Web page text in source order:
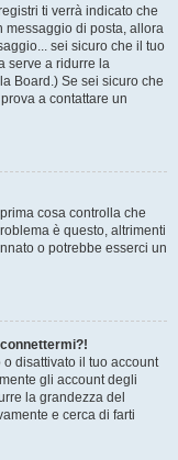
ti verrà indicato che
messaggio di posta, allora
sei sicuro che il tuo
serve a ridurre la
Board.) Se sei sicuro che
a contattare un
cosa controlla che
è questo, altrimenti
o potrebbe esserci un
disattivato il tuo account
gli account degli
la grandezza del
e cerca di farti